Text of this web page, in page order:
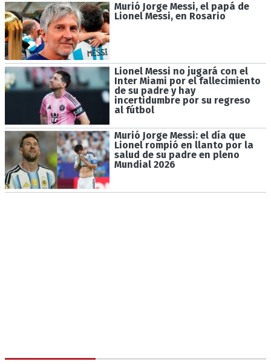
Murió Jorge Messi, el papá de
Lionel Messi, en Rosario
Lionel Messi no jugará con el
Inter Miami por el fallecimiento
de su padre y hay
incertidumbre por su regreso
al fútbol
Murió Jorge Messi: el día que
Lionel rompió en llanto por la
salud de su padre en pleno
Mundial 2026